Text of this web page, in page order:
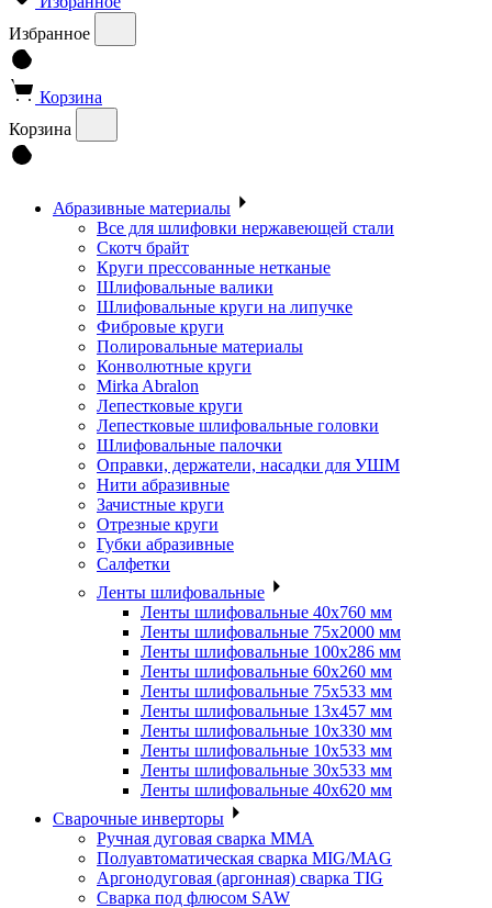
Избранное
Корзина
Корзина
Абразивные материалы
Все для шлифовки нержавеющей стали
Скотч брайт
Круги прессованные нетканые
Шлифовальные валики
Шлифовальные круги на липучке
Фибровые круги
Полировальные материалы
Конволютные круги
Mirka Abralon
Лепестковые круги
Лепестковые шлифовальные головки
Шлифовальные палочки
Оправки, держатели, насадки для УШМ
Нити абразивные
Зачистные круги
Отрезные круги
Губки абразивные
Салфетки
Ленты шлифовальные
Ленты шлифовальные 40х760 мм
Ленты шлифовальные 75х2000 мм
Ленты шлифовальные 100х286 мм
Ленты шлифовальные 60х260 мм
Ленты шлифовальные 75х533 мм
Ленты шлифовальные 13х457 мм
Ленты шлифовальные 10х330 мм
Ленты шлифовальные 10х533 мм
Ленты шлифовальные 30х533 мм
Ленты шлифовальные 40х620 мм
Сварочные инверторы
Ручная дуговая сварка MMA
Полуавтоматическая сварка MIG/MAG
Аргонодуговая (аргонная) сварка TIG
Сварка под флюсом SAW